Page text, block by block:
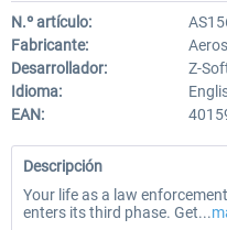
N.º artículo:
Fabricante:
Desarrollador:
Z-
Idioma:
EAN:
Descripción
Your life as a law
enters its third phase. Get...